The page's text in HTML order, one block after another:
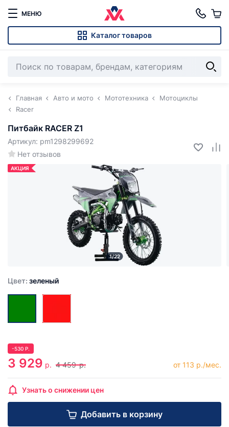
МЕНЮ
Каталог товаров
Главная Авто и мото Мототехника
Мотоциклы
Racer
Питбайк RACER Z1
Нет отзывов
Артикул: pm1298299692
АКЦИЯ
1/22
Цвет: зеленый
-530 Р.
3 929 р. 4 459 р. от 113 р./мес.
Узнать о снижении цен
Добавить в корзину